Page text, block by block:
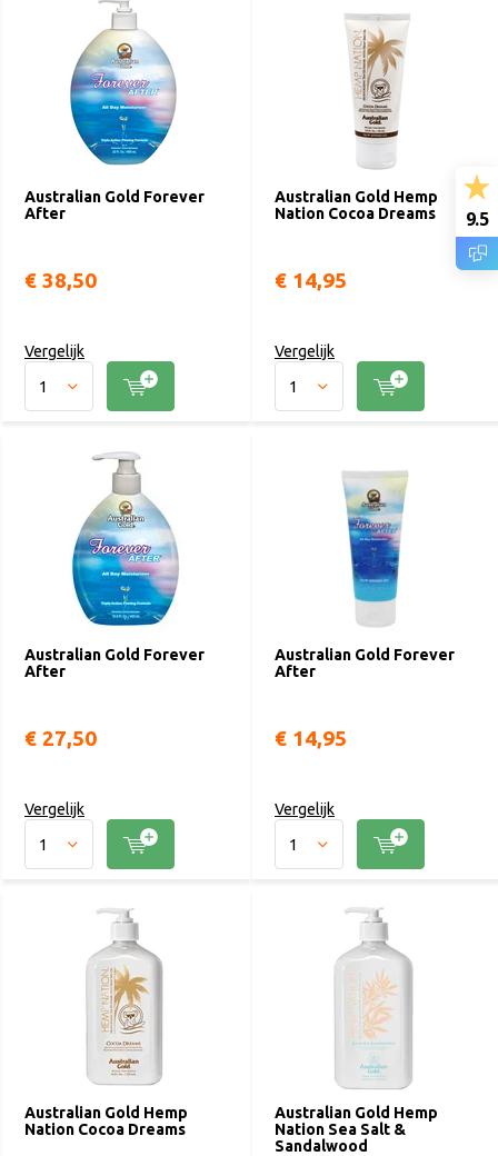
langdurige sunkissed glow
, wij hebben de perfecte verzorging
Australian Gold Forever
After
€ 38,50
Vergelijk
Australian Gold Hemp
Nation Cocoa Dreams
€ 14,95
Vergelijk
Australian Gold Forever
After
€ 27,50
Vergelijk
Australian Gold Forever
After
€ 14,95
Vergelijk
Australian Gold Hemp
Nation Cocoa Dreams
Australian Gold Hemp
Nation Sea Salt &
Sandalwood
9.5